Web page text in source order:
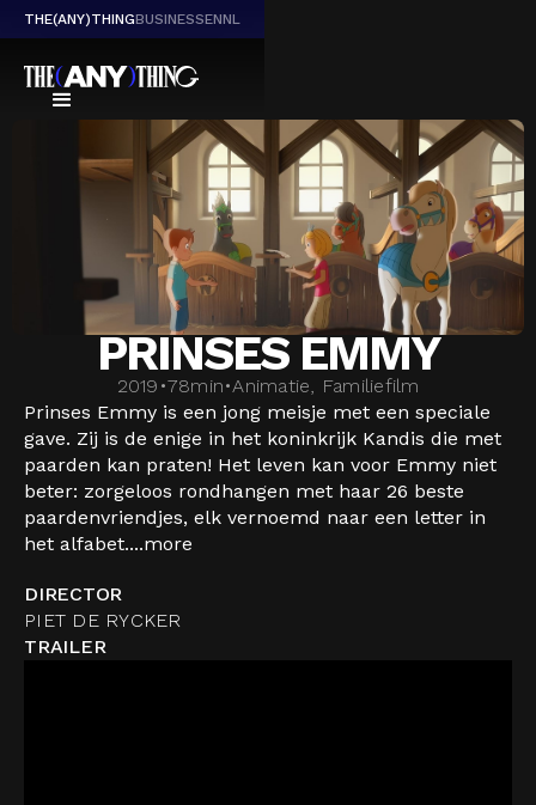
THE(ANY)THINGBUSINESSENNL
PRINSES EMMY
2019 •78min•Animatie, Familiefilm
Prinses Emmy is een jong meisje met een speciale
gave. Zij is de enige in het koninkrijk Kandis die met
paarden kan praten! Het leven kan voor Emmy niet
beter: zorgeloos rondhangen met haar 26 beste
paardenvriendjes, elk vernoemd naar een letter in
het alfabet....more
DIRECTOR
PIET DE RYCKER
TRAILER